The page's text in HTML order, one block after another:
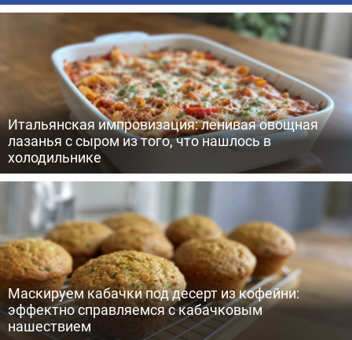
Итальянская импровизация: ленивая овощная
лазанья с сыром из того, что нашлось в
холодильнике
Маскируем кабачки под десерт из кофейни:
эффектно справляемся с кабачковым
нашествием